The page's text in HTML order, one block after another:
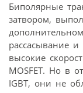
Биполярные
затвором,
рассасывание
высокие
MOSFET. Но в
IGBT, они не